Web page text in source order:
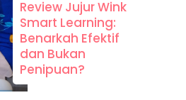
Review Jujur Wink
Smart Learning:
Benarkah Efektif
dan Bukan
Penipuan?